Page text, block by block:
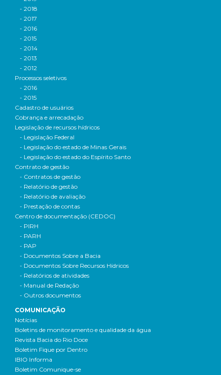
- 2018
- 2017
- 2016
- 2015
- 2014
- 2013
- 2012
Processos seletivos
- 2016
- 2015
Cadastro de usuários
Cobrança e arrecadação
Legislação de recursos hídricos
- Legislação Federal
- Legislação do estado de Minas Gerais
- Legislação do estado do Espírito Santo
Contrato de gestão
- Contratos de gestão
- Relatório de gestão
- Relatório de avaliação
- Prestação de contas
Centro de documentação (CEDOC)
- PIRH
- PARH
- PAP
- Documentos Sobre a Bacia
- Documentos Sobre Recursos Hídricos
- Relatórios de atividades
- Manual de Redação
- Outros documentos
COMUNICAÇÃO
Notícias
Boletins de monitoramento e qualidade da água
Revista Bacia do Rio Doce
Boletim Fique por Dentro
IBIO Informa
Boletim Comunique-se